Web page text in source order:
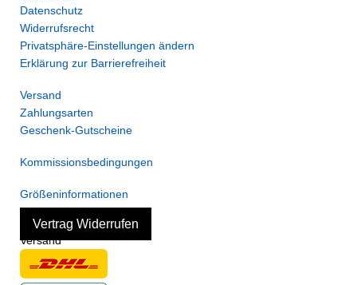
Datenschutz
Widerrufsrecht
Privatsphäre-Einstellungen ändern
Erklärung zur Barrierefreiheit
Versand
Zahlungsarten
Geschenk-Gutscheine
Kommissionsbedingungen
Größeninformationen
Vertrag Widerrufen
Versand